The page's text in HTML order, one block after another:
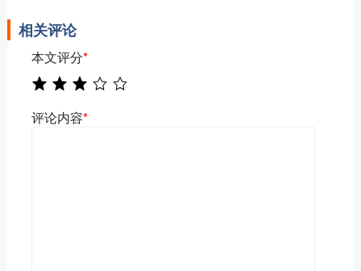
相关评论
本文评分*
评论内容*